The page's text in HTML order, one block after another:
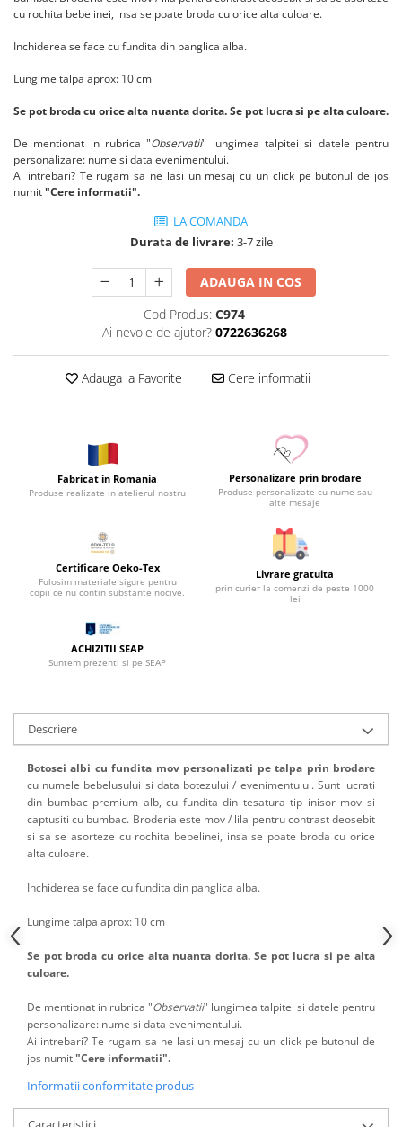
cu rochita bebelinei, insa se poate broda cu orice alta culoare.
Inchiderea se face cu fundita din panglica alba.
Lungime talpa aprox: 10 cm
Se pot broda cu orice alta nuanta dorita. Se pot lucra si pe alta culoare.
De mentionat in rubrica "Observatii" lungimea talpitei si datele pentru
personalizare: nume si data evenimentului.
Ai intrebari? Te rugam sa ne lasi un mesaj cu un click pe butonul de jos
numit"Cere informatii".
LA COMANDA
Durata de livrare: 3-7 zile
ADAUGA IN COS
Cod Produs: C974
Ai nevoie de ajutor? 0722636268
Adauga la Favorite Cere informatii
Fabricat in Romania
Produse realizate in atelierul nostru
Personalizare prin brodare
Produse personalizate cu nume sau
alte mesaje
Certificare Oeko-Tex
Folosim materiale sigure pentru
copii ce nu contin substante nocive.
Livrare gratuita
prin curier la comenzi de peste 1000
lei
ACHIZITII SEAP
Suntem prezenti si pe SEAP
Descriere
Botosei albi cu fundita mov personalizati pe talpa prin brodare
cu numele bebelusului si data botezului / evenimentului. Sunt lucrati
din bumbac premium alb, cu fundita din tesatura tip inisor mov si
captusiti cu bumbac. Broderia este mov / lila pentru contrast deosebit
si sa se asorteze cu rochita bebelinei, insa se poate broda cu orice
alta culoare.
Inchiderea se face cu fundita din panglica alba.
Lungime talpa aprox: 10 cm
Se pot broda cu orice alta nuanta dorita. Se pot lucra si pe alta
culoare.
De mentionat in rubrica "Observatii" lungimea talpitei si datele pentru
personalizare: nume si data evenimentului.
Ai intrebari? Te rugam sa ne lasi un mesaj cu un click pe butonul de
jos numit"Cere informatii".
Informatii conformitate produs